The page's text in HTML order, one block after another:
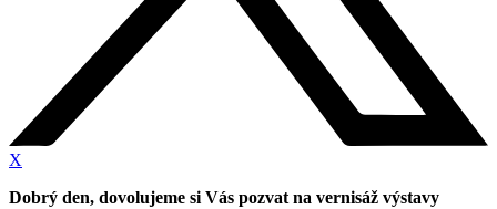
X
Dobrý den, dovolujeme si Vás pozvat na vernisáž výstavy